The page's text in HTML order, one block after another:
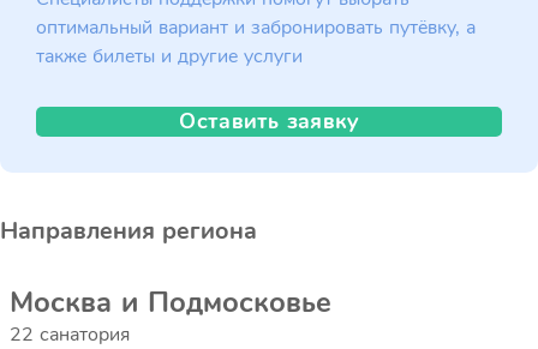
оптимальный вариант и забронировать путёвку, а
также билеты и другие услуги
Оставить заявку
Направления региона
Москва и Подмосковье
22 санатория